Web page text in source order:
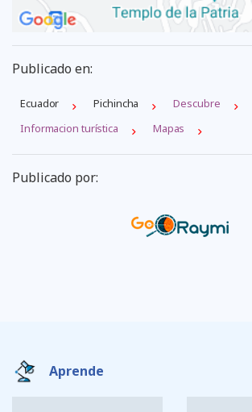
Publicado en:
Ecuador Pichincha
Descubre
Informacion turística
Mapas
Publicado por:
Aprende